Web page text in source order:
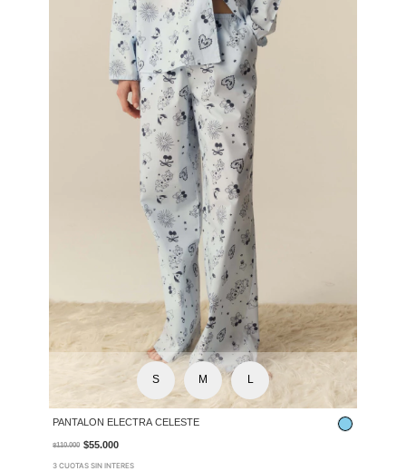
S M L
PANTALON ELECTRA CELESTE
$110.000 $55.000
3 CUOTAS SIN INTERES